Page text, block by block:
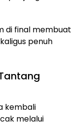
di final membuat
penuh
kembali
melalui